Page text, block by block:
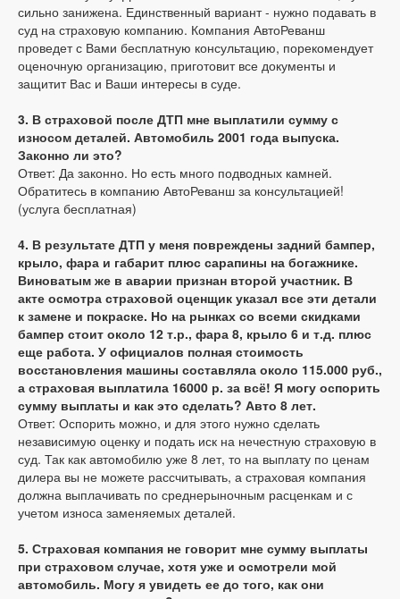
сильно занижена. Единственный вариант - нужно подавать в
суд на страховую компанию. Компания АвтоРеванш
проведет с Вами бесплатную консультацию, порекомендует
оценочную организацию, приготовит все документы и
защитит Вас и Ваши интересы в суде.
3. В страховой после ДТП мне выплатили сумму с
износом деталей. Автомобиль 2001 года выпуска.
Законно ли это?
Ответ: Да законно. Но есть много подводных камней.
Обратитесь в компанию АвтоРеванш за консультацией!
(услуга бесплатная)
4. В результате ДТП у меня повреждены задний бампер,
крыло, фара и габарит плюс сарапины на богажнике.
Виноватым же в аварии признан второй участник. В
акте осмотра страховой оценщик указал все эти детали
к замене и покраске. Но на рынках со всеми скидками
бампер стоит около 12 т.р., фара 8, крыло 6 и т.д. плюс
еще работа. У официалов полная стоимость
восстановления машины составляла около 115.000 руб.,
а страховая выплатила 16000 р. за всё! Я могу оспорить
сумму выплаты и как это сделать? Авто 8 лет.
Ответ: Оспорить можно, и для этого нужно сделать
независимую оценку и подать иск на нечестную страховую в
суд. Так как автомобилю уже 8 лет, то на выплату по ценам
дилера вы не можете рассчитывать, а страховая компания
должна выплачивать по среднерыночным расценкам и с
учетом износа заменяемых деталей.
5. Страховая компания не говорит мне сумму выплаты
при страховом случае, хотя уже и осмотрели мой
автомобиль. Могу я увидеть ее до того, как они